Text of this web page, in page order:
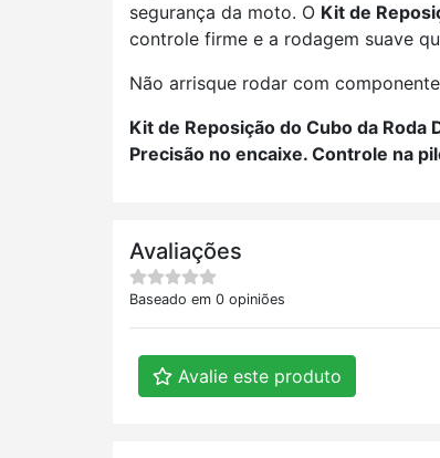
segurança da moto. O Kit de
controle firme e a rodagem suave
Não arrisque rodar com
Kit de Reposição do Cubo da Roda
Precisão no encaixe. Controle na
Avaliações
Baseado em 0 opiniões
Avalie este produto